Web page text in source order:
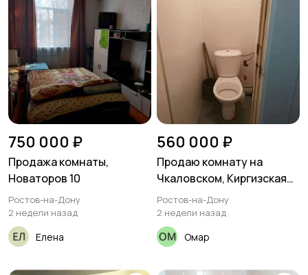
750 000 ₽
Продажа комнаты,
Новаторов 10
Ростов-на-Дону
2 недели назад
Елена
560 000 ₽
Продаю комнату на
Чкаловском, Киргизская
5/1
Ростов-на-Дону
2 недели назад
Омар